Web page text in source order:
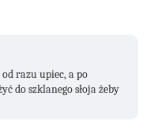
razu upiec, a po
do szklanego słoja żeby